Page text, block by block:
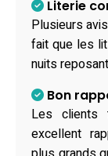
Literie
Plusieurs
fait que les
nuits
Bon
Les clients
excellent